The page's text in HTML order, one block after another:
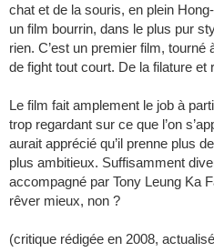
chat et de la souris, en plein
un film bourrin, dans le plus pur
rien. C’est un premier film, tourné
de fight tout court. De la filature et
Le film fait amplement le job à
trop regardant sur ce que l’on
aurait apprécié qu’il prenne plus
plus ambitieux. Suffisamment
accompagné par Tony Leung Ka
rêver mieux, non ?
(critique rédigée en 2008,